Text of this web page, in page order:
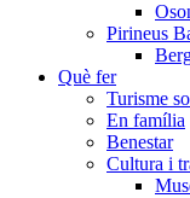
Pirineus
Què fer
Turisme
En família
Benestar
Cultura i